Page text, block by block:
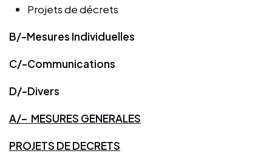
Projets de décrets
B/-Mesures Individuelles
C/-Communications
D/-Divers
A/– MESURES GENERALES
PROJETS DE DECRETS